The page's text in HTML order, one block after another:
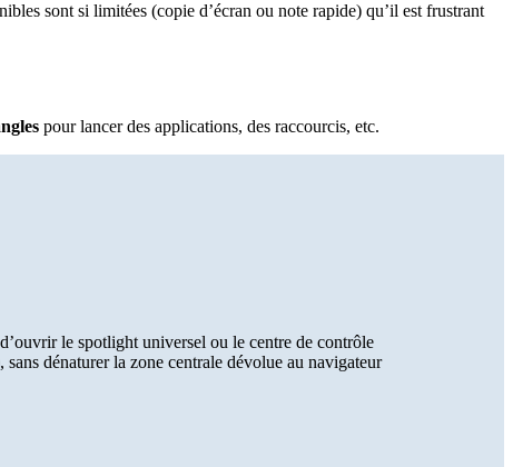
sont si limitées (copie d’écran ou note rapide) qu’il est frustrant
pour lancer des applications, des raccourcis, etc.
le spotlight universel ou le centre de contrôle
dénaturer la zone centrale dévolue au navigateur